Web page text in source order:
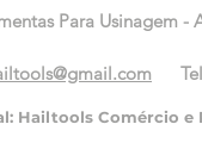
Para Usinagem -
Hailtools Comércio